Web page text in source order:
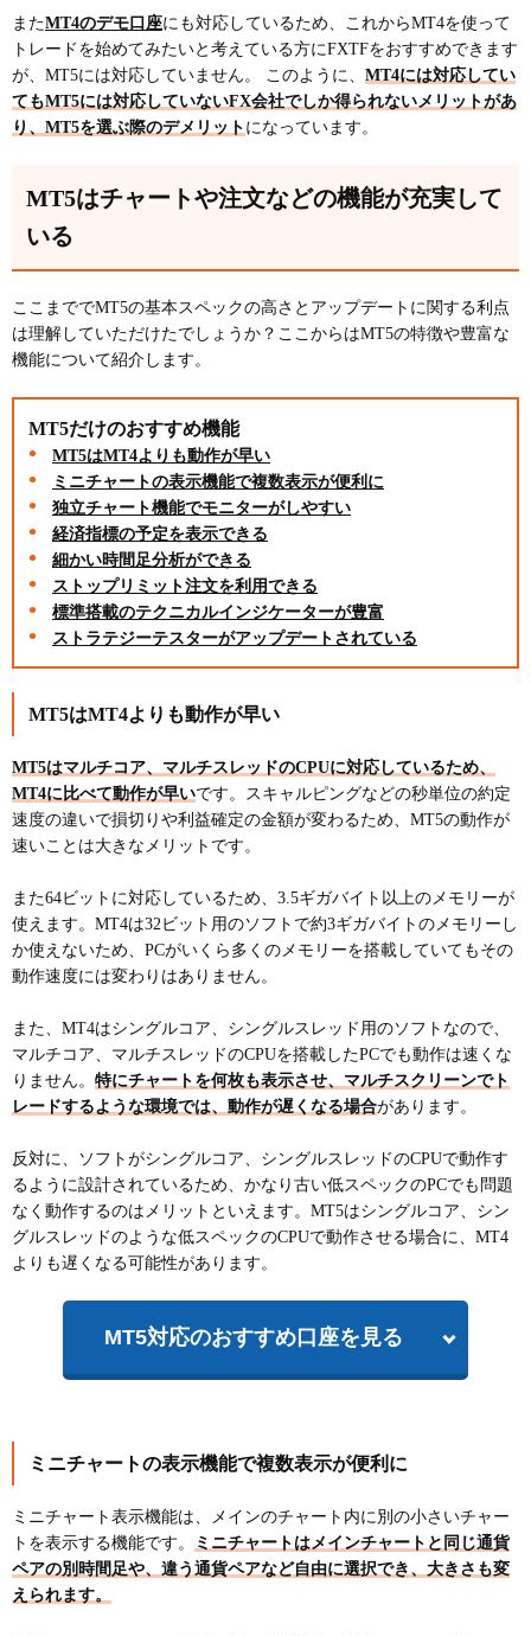
またMT4のデモ口座にも対応しているため、これからMT4を使って
トレードを始めてみたいと考えている方にFXTFをおすすめできます
が、MT5には対応していません。 このように、 MT4には対応してい
てもMT5には対応していないFX会社でしか得られないメリットがあ
り、MT5を選ぶ際のデメリット になっています。
MT5はチャートや注文などの機能が充実して
いる
ここまででMT5の基本スペックの高さとアップデートに関する利点
は理解していただけたでしょうか？ここからはMT5の特徴や豊富な
機能について紹介します。
MT5だけのおすすめ機能
MT5はMT4よりも動作が早い
ミニチャートの表示機能で複数表示が便利に
独立チャート機能でモニターがしやすい
経済指標の予定を表示できる
細かい時間足分析ができる
ストップリミット注文を利用できる
標準搭載のテクニカルインジケーターが豊富
ストラテジーテスターがアップデートされている
MT5はMT4よりも動作が早い
MT5はマルチコア、マルチスレッドのCPUに対応しているため、
MT4に比べて動作が早いです。スキャルピングなどの秒単位の約定
速度の違いで損切りや利益確定の金額が変わるため、MT5の動作が
速いことは大きなメリットです。
また64ビットに対応しているため、3.5ギガバイト以上のメモリーが
使えます。MT4は32ビット用のソフトで約3ギガバイトのメモリーし
か使えないため、PCがいくら多くのメモリーを搭載していてもその
動作速度には変わりはありません。
また、MT4はシングルコア、シングルスレッド用のソフトなので、
マルチコア、マルチスレッドのCPUを搭載したPCでも動作は速くな
りません。 特にチャートを何枚も表示させ、マルチスクリーンでト
レードするような環境では、動作が遅くなる場合があります。
反対に、ソフトがシングルコア、シングルスレッドのCPUで動作す
るように設計されているため、かなり古い低スペックのPCでも問題
なく動作するのはメリットといえます。MT5はシングルコア、シン
グルスレッドのような低スペックのCPUで動作させる場合に、MT4
よりも遅くなる可能性があります。
MT5対応のおすすめ口座を見る
ミニチャートの表示機能で複数表示が便利に
ミニチャート表示機能は、メインのチャート内に別の小さいチャー
トを表示する機能です。
ミニチャートはメインチャートと同じ通貨
ペアの別時間足や、違う通貨ペアなど自由に選択でき、大きさも変
えられます。